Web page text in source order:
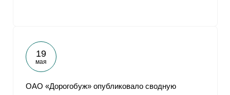
19
мая
ОАО «Дорогобуж» опубликовало сводную